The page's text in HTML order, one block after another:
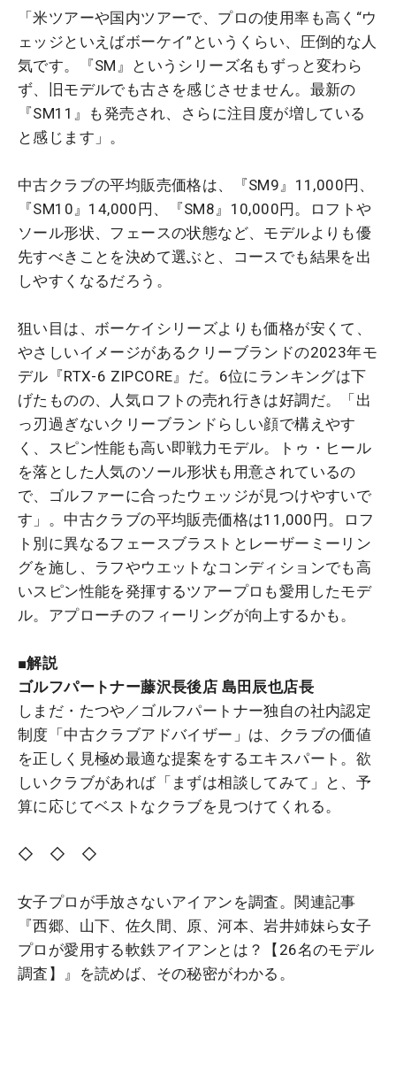
「米ツアーや国内ツアーで、プロの使用率も高く“ウ
ェッジといえばボーケイ”というくらい、圧倒的な人
気です。『SM』というシリーズ名もずっと変わら
ず、旧モデルでも古さを感じさせません。最新の
『SM11』も発売され、さらに注目度が増している
と感じます」。
中古クラブの平均販売価格は、『SM9』11,000円、
『SM10』14,000円、『SM8』10,000円。ロフトや
ソール形状、フェースの状態など、モデルよりも優
先すべきことを決めて選ぶと、コースでも結果を出
しやすくなるだろう。
狙い目は、ボーケイシリーズよりも価格が安くて、
やさしいイメージがあるクリーブランドの2023年モ
デル『RTX-6 ZIPCORE』だ。6位にランキングは下
げたものの、人気ロフトの売れ行きは好調だ。「出
っ刃過ぎないクリーブランドらしい顔で構えやす
く、スピン性能も高い即戦力モデル。トゥ・ヒール
を落とした人気のソール形状も用意されているの
で、ゴルファーに合ったウェッジが見つけやすいで
す」。中古クラブの平均販売価格は11,000円。ロフ
ト別に異なるフェースブラストとレーザーミーリン
グを施し、ラフやウエットなコンディションでも高
いスピン性能を発揮するツアープロも愛用したモデ
ル。アプローチのフィーリングが向上するかも。
■解説
ゴルフパートナー藤沢長後店 島田辰也店長
しまだ・たつや／ゴルフパートナー独自の社内認定
制度「中古クラブアドバイザー」は、クラブの価値
を正しく見極め最適な提案をするエキスパート。欲
しいクラブがあれば「まずは相談してみて」と、予
算に応じてベストなクラブを見つけてくれる。
◇ ◇ ◇
女子プロが手放さないアイアンを調査。関連記事
『西郷、山下、佐久間、原、河本、岩井姉妹ら女子
プロが愛用する軟鉄アイアンとは？【26名のモデル
調査】』を読めば、その秘密がわかる。